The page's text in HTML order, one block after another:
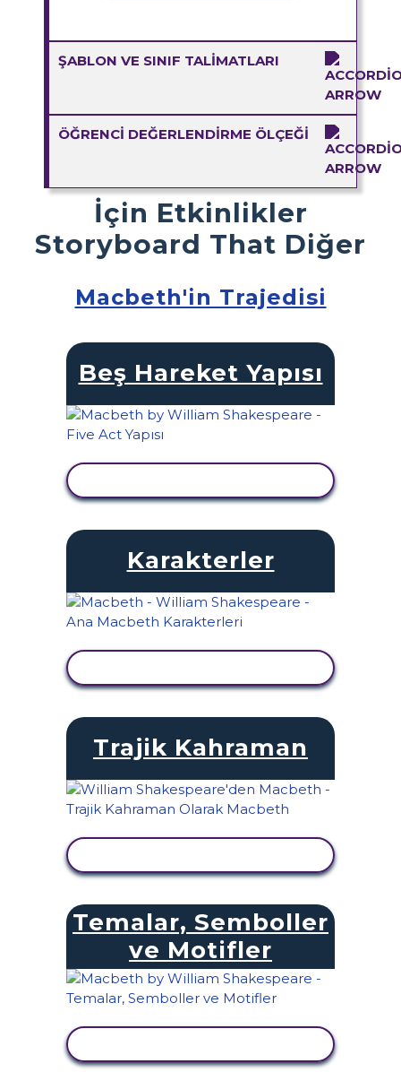
ŞABLON VE SINIF TALIMATLARI
ÖĞRENCI DEĞERLENDIRME ÖLÇEĞI
İçin Etkinlikler
Storyboard That Diğer
Macbeth'in Trajedisi
Beş Hareket Yapısı
Karakterler
Trajik Kahraman
Temalar, Semboller
ve Motifler